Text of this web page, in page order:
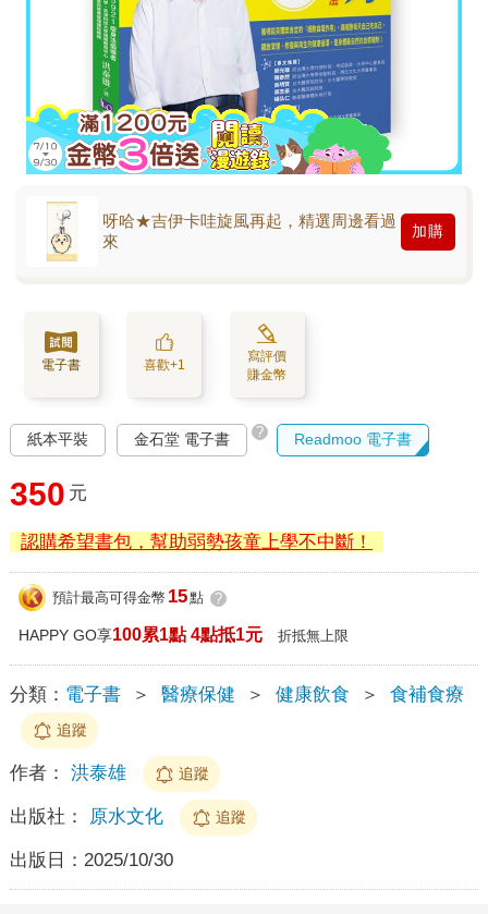
呀哈★吉伊卡哇旋風再起，精選周邊看過
來
加購
電子書 喜歡+1
寫評價
賺金幣
紙本平裝 金石堂 電子書 ? Readmoo 電子書
350 元
認購希望書包，幫助弱勢孩童上學不中斷！
預計最高可得金幣 15點 ?
HAPPY GO享100累1點 4點抵1元 折抵無上限
分類： 電子書 ＞ 醫療保健 ＞ 健康飲食 ＞ 食補食療
追蹤
作者： 洪泰雄 追蹤
出版社： 原水文化 追蹤
出版日： 2025/10/30